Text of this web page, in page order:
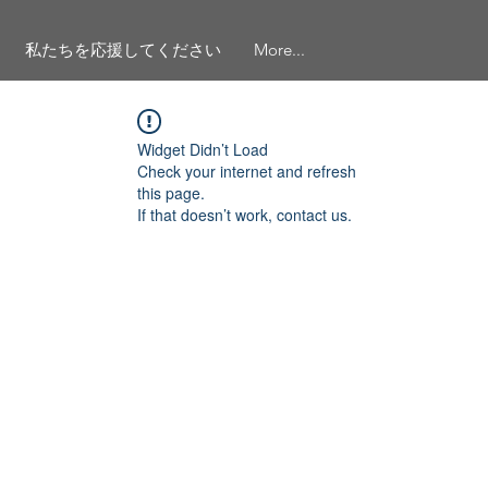
私たちを応援してください More...
Widget Didn’t Load
Check your internet and refresh
this page.
If that doesn’t work, contact us.